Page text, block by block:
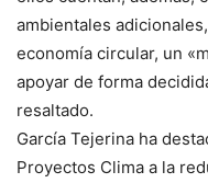
ambientales
economía circular, un
apoyar de forma
resaltado.
García Tejerina ha
Proyectos Clima a la